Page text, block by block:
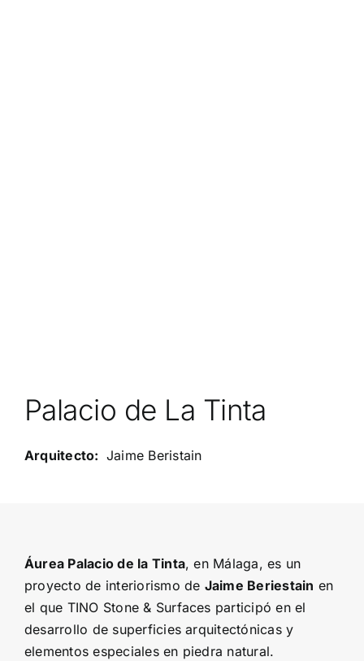
Palacio de La Tinta
Jaime Beristain
Áurea Palacio de la Tinta, en Málaga, es un
proyecto de interiorismo de Jaime Beriestain en
el que TINO Stone & Surfaces participó en el
desarrollo de superficies arquitectónicas y
elementos especiales en piedra natural.